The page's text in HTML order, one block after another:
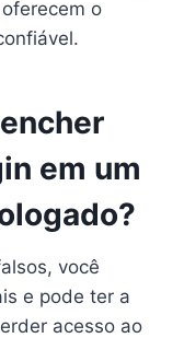
o
em um
você
e pode ter a
acesso ao